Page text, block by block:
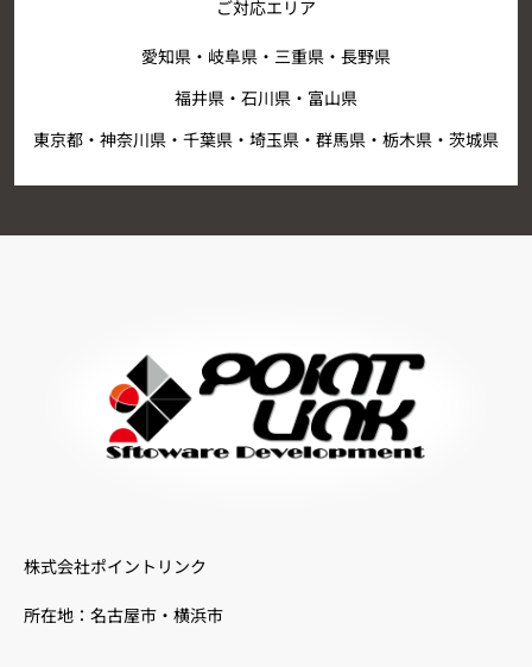
ご対応エリア
愛知県・岐阜県・三重県・長野県
福井県・石川県・富山県
東京都・神奈川県・千葉県・埼玉県・群馬県・栃木県・茨城県
株式会社ポイントリンク
所在地：名古屋市・横浜市